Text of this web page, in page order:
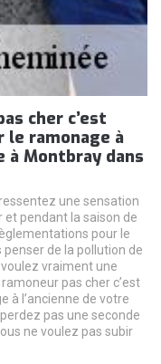
cher c’est
le ramonage à
à Montbray dans
une sensation
et pendant la saison de
pour le
de la pollution de
vraiment une
pas cher c’est
à l’ancienne de votre
pas une seconde
ne voulez pas subir